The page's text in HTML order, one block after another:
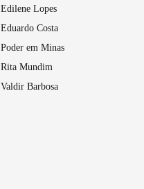
Edilene Lopes
Eduardo Costa
Poder em Minas
Rita Mundim
Valdir Barbosa